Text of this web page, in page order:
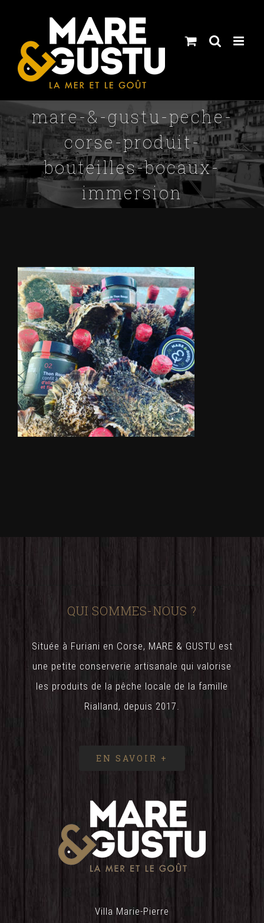
content
mare-&-gustu-peche-
corse-produit-
bouteilles-bocaux-
immersion
QUI SOMMES-NOUS ?
Située à Furiani en Corse, MARE & GUSTU est
une petite conserverie artisanale qui valorise
les produits de la pêche locale de la famille
Rialland, depuis 2017.
EN SAVOIR +
Villa Marie-Pierre